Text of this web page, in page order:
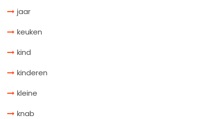
jaar
keuken
kind
kinderen
kleine
knab